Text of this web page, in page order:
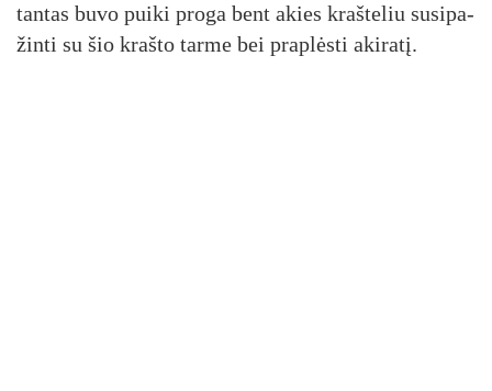
tan­tas bu­vo pui­ki pro­ga bent akies kraš­te­liu su­si­pa­
žin­ti su šio kraš­to tar­me bei pra­plės­ti aki­ra­tį.